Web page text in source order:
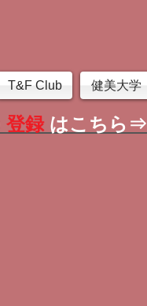
T&F Club 健美大学
登録 はこちら⇒